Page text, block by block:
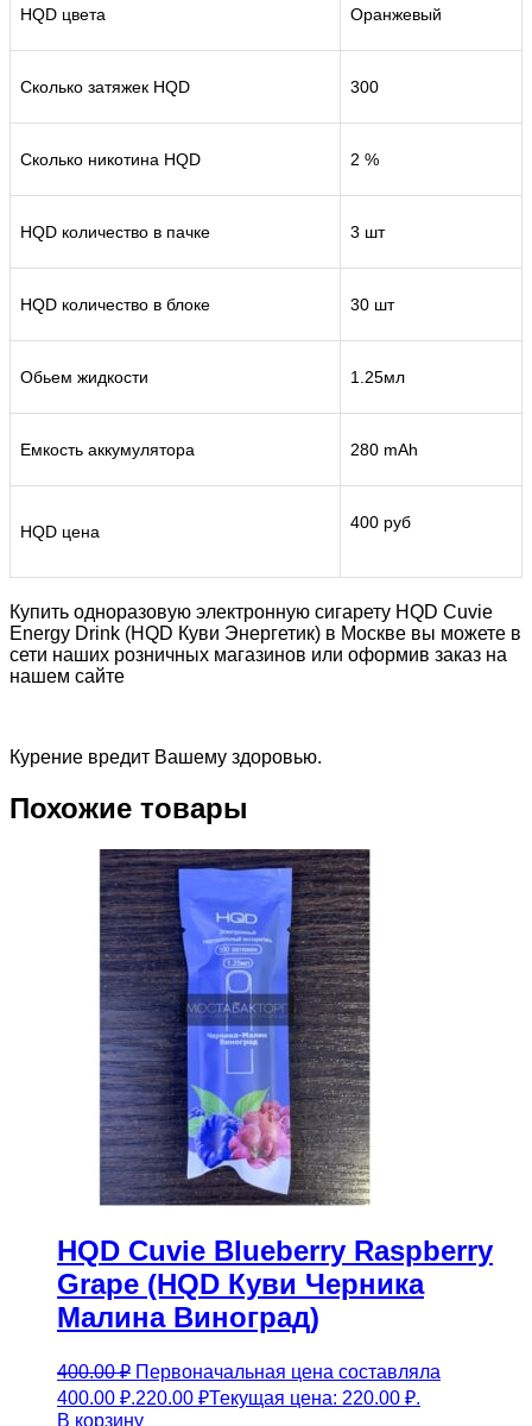
HQD цвета Оранжевый
Сколько затяжек HQD 300
Сколько никотина HQD 2 %
HQD количество в пачке 3 шт
HQD количество в блоке 30 шт
Обьем жидкости 1.25мл
Емкость аккумулятора 280 mAh
HQD цена 400 руб
Купить одноразовую электронную сигарету HQD Cuvie
Energy Drink (HQD Куви Энергетик) в Москве вы можете в
сети наших розничных магазинов или оформив заказ на
нашем сайте
Курение вредит Вашему здоровью.
Похожие товары
HQD Cuvie Blueberry Raspberry
Grape (HQD Куви Черника
Малина Виноград)
400.00₽ Первоначальная цена составляла
400.00 ₽.220.00 ₽Текущая цена: 220.00 ₽.
В корзину